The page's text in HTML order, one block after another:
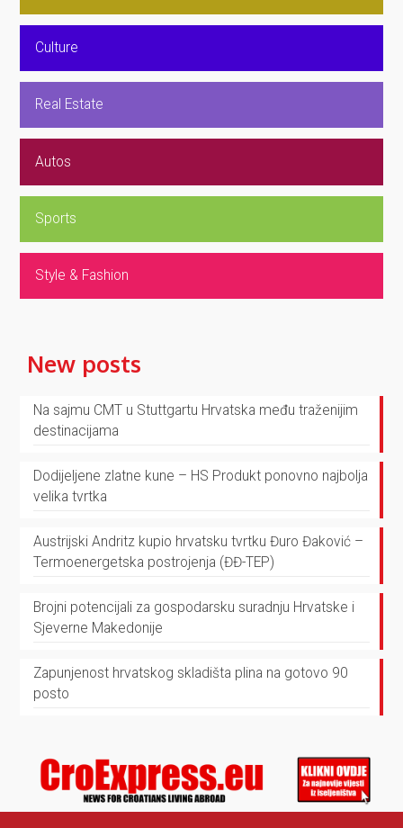
Culture
Real Estate
Autos
Sports
Style & Fashion
New posts
Na sajmu CMT u Stuttgartu Hrvatska među traženijim
destinacijama
Dodijeljene zlatne kune – HS Produkt ponovno najbolja
velika tvrtka
Austrijski Andritz kupio hrvatsku tvrtku Đuro Đaković –
Termoenergetska postrojenja (ĐĐ-TEP)
Brojni potencijali za gospodarsku suradnju Hrvatske i
Sjeverne Makedonije
Zapunjenost hrvatskog skladišta plina na gotovo 90
posto